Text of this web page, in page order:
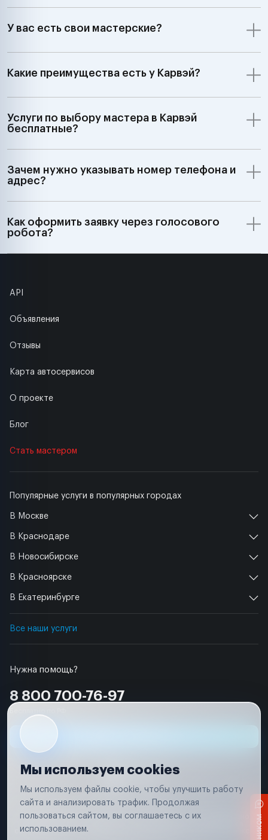
У вас есть свои мастерские?
Какие преимущества есть у Карвэй?
Услуги по выбору мастера в Карвэй
бесплатные?
Зачем нужно указывать номер телефона и
адрес?
Как оформить заявку через голосового
робота?
Нужна помощь?
8 800 700-76-97
Популярные услуги в популярных городах
В Москве
В Краснодаре
В Новосибирске
В Красноярске
В Екатеринбурге
Все наши услуги
API
Объявления
Отзывы
Карта автосервисов
О проекте
Блог
Стать мастером
Условия использования
Вся информация, представленная на сайте, носит исключительно
соответствии с положениями статьи 437 (п. 2) Гражданского кодекса
Мы используем cookies
Мы используем файлы cookie, чтобы улучшить работу
сайта и анализировать трафик. Продолжая
пользоваться сайтом, вы соглашаетесь с их
использованием.